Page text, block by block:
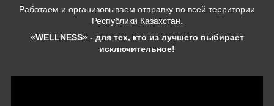
Работаем и организовываем отправку по всей территории
Республики Казахстан.
«WELLNESS» - для тех, кто из лучшего выбирает
исключительное!